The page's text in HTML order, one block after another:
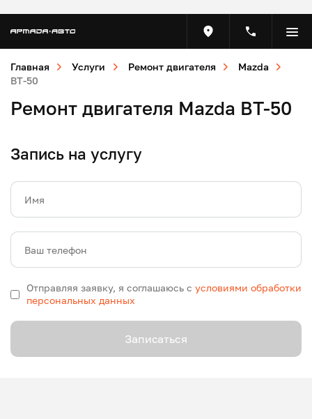
Главная Услуги Ремонт двигателя
Mazda
BT-50
Ремонт двигателя Mazda BT-50
Запись на услугу
Имя
Ваш телефон
Отправляя заявку, я соглашаюсь с условиями обработки
персональных данных
Записаться